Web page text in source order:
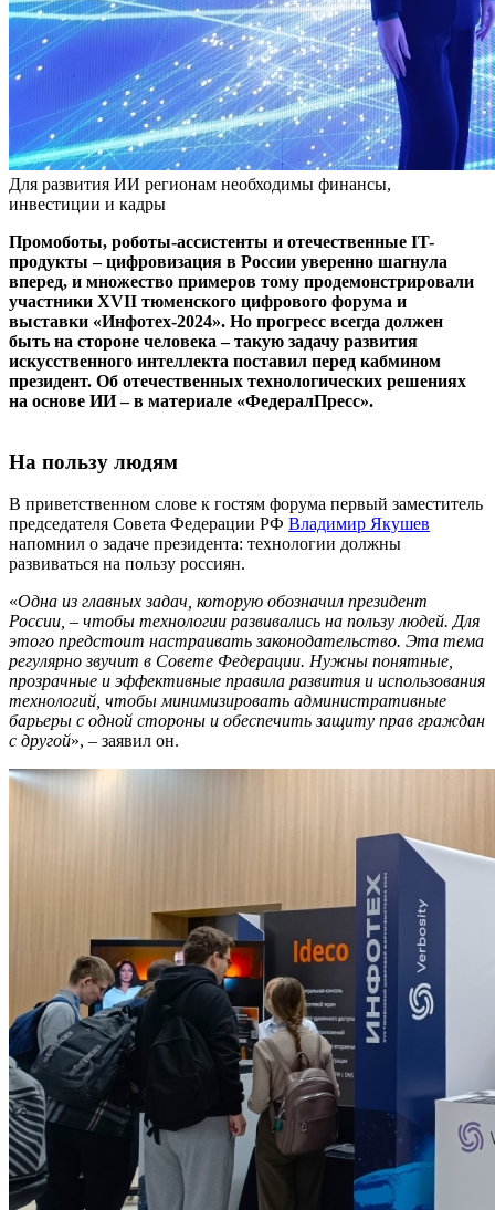
Для развития ИИ регионам необходимы финансы,
инвестиции и кадры
Промоботы, роботы-ассистенты и отечественные IT-
продукты – цифровизация в России уверенно шагнула
вперед, и множество примеров тому продемонстрировали
участники XVII тюменского цифрового форума и
выставки «Инфотех-2024». Но прогресс всегда должен
быть на стороне человека – такую задачу развития
искусственного интеллекта поставил перед кабмином
президент. Об отечественных технологических решениях
на основе ИИ – в материале «ФедералПресс».
На пользу людям
В приветственном слове к гостям форума первый заместитель
председателя Совета Федерации РФ Владимир Якушев
напомнил о задаче президента: технологии должны
развиваться на пользу россиян.
«Одна из главных задач, которую обозначил президент
России, – чтобы технологии развивались на пользу людей. Для
этого предстоит настраивать законодательство. Эта тема
регулярно звучит в Совете Федерации. Нужны понятные,
прозрачные и эффективные правила развития и использования
технологий, чтобы минимизировать административные
барьеры с одной стороны и обеспечить защиту прав граждан
с другой», – заявил он.